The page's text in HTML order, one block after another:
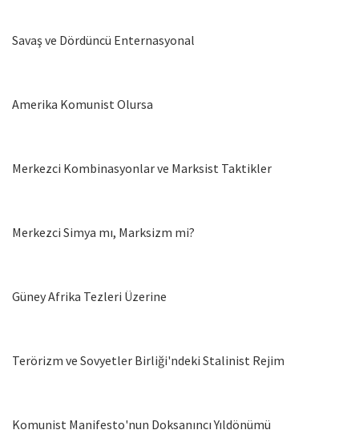
Savaş ve Dördüncü Enternasyonal
Amerika Komunist Olursa
Merkezci Kombinasyonlar ve Marksist Taktikler
Merkezci Simya mı, Marksizm mi?
Güney Afrika Tezleri Üzerine
Terörizm ve Sovyetler Birliği'ndeki Stalinist Rejim
Komunist Manifesto'nun Doksanıncı Yıldönümü